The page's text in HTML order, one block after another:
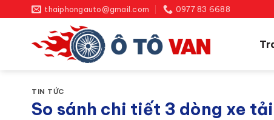
qua
thaiphongauto@gmail.com 0977 83 6688
TIN TỨC
So sánh chi tiết 3 dòng xe